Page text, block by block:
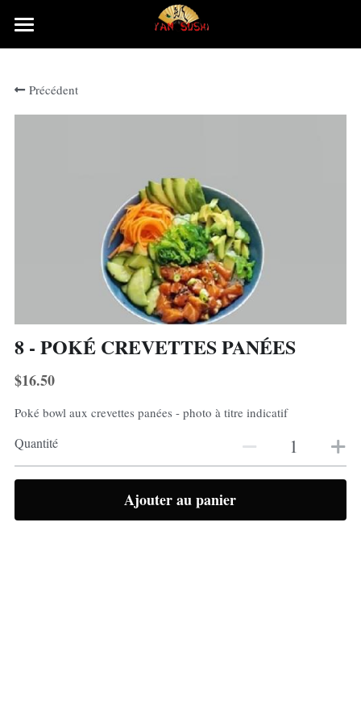
Accueil
Rechercher
Précédent
8 - POKÉ CREVETTES PANÉES
$16.50
Poké bowl aux crevettes panées - photo à titre indicatif
Quantité
Ajouter au panier
LES CATÉGORIES DE LA BOUTIQUE